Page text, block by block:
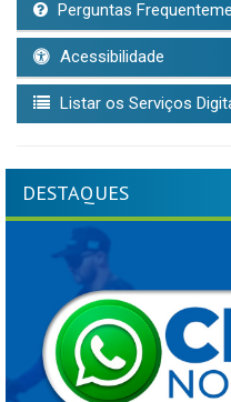
Perguntas
Acessibilidade
Listar os Serviços
DESTAQUES